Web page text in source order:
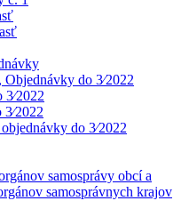
do 3⁄2022
do 3⁄2022
samosprávy obcí a
samosprávnych krajov